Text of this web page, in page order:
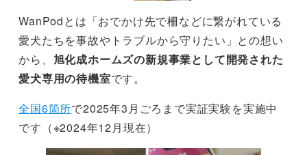
WanPodとは「おでかけ先で柵などに繋がれている
愛犬たちを事故やトラブルから守りたい」との想い
から、 旭化成ホームズの新規事業として開発された
愛犬専用の待機室です。
全国6箇所で2025年3月ごろまで実証実験を実施中
です（※2024年12月現在）